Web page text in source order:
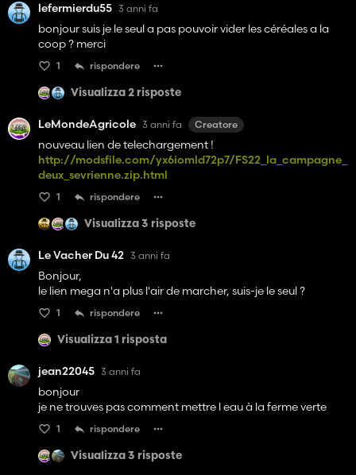
mais je n'ai eu aucun souci sur les routes avec les barrières ni
en hauteur avec les arbres (moissoneuse+ charriot coupe
6m et tracteur avec faucheuse arrière déportée de 3.6m, la
pottinger qui se relève au pliage).
Je confirme ce que j'ai déjà dis, la map est très réaliste au
niveau des paysage et des décors. C'est loin d'être une
avoir des tracteurs puissants pour monter les côtes.
Aucun souci non plus pour vider au silo de la ferme en
marche arrière.
Pour ma prochaines session je vais testé l'ouvrier et le
course play pour voir et je vous tiens au courant.
Petite idée pour le futur: voir pour implémenter les missions
manque vraiment que ça pour l'instant.
lefermierdu55 3 anni fa
bonjour suis je le seul a pas pouvoir vider les céréales a la
coop ? merci
1 rispondere
Visualizza 2 risposte
LeMondeAgricole 3 anni fa Creatore
nouveau lien de telechargement !
http://modsfile.com/yx6iomld72p7/FS22_la_campagne_
deux_sevrienne.zip.html
1 rispondere
Visualizza 3 risposte
Le Vacher Du 42 3 anni fa
Bonjour,
le lien mega n'a plus l'air de marcher, suis-je le seul ?
1 rispondere
Visualizza 1 risposta
jean22045 3 anni fa
bonjour
je ne trouves pas comment mettre l eau à la ferme verte
1 rispondere
Visualizza 3 risposte